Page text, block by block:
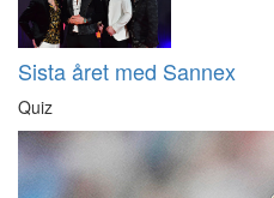
Sista året med Sannex
Quiz